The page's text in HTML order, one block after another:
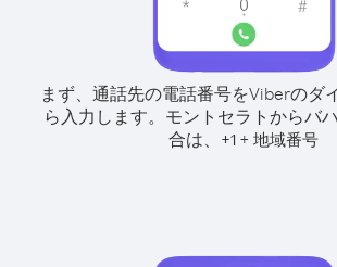
まず、通話先の電話番号をViberのダ
ら入力します。 モントセラトからバ
合は、 +1 + 地域番号